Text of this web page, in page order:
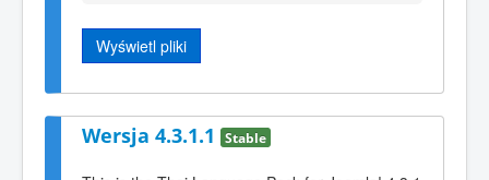
Wyświetl pliki
Wersja 4.3.1.1 Stable